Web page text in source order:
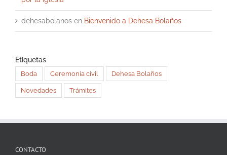
dehesabolanos en Bienvenido a Dehesa Bolaños
Etiquetas
Boda Ceremonia civil Dehesa Bolaños
Novedades Trámites
CONTACTO